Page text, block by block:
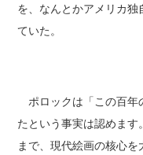
を、なんとかアメリカ
ていた。
ポロックは「この百年
たという事実は認めま
まで、現代絵画の核心